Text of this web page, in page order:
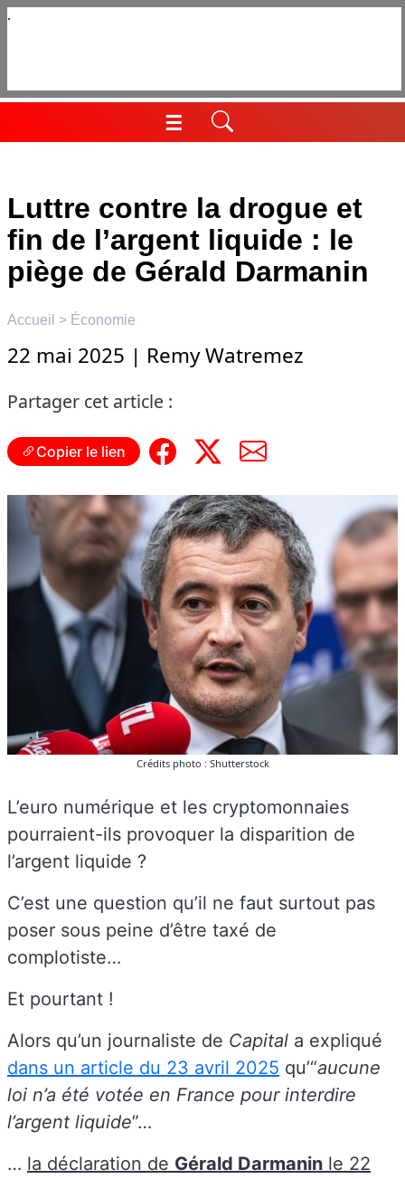
Aller
☰
Menu
Luttre contre la drogue et
fin de l’argent liquide : le
piège de Gérald Darmanin
Accueil > Économie
22 mai 2025 | Remy Watremez
Partager cet article :
Copier le lien
Crédits photo : Shutterstock
L’euro numérique et les cryptomonnaies
pourraient-ils provoquer la disparition de
l’argent liquide ?
C’est une question qu’il ne faut surtout pas
poser sous peine d’être taxé de
complotiste…
Et pourtant !
Alors qu’un journaliste de Capital a expliqué
dans un article du 23 avril 2025 qu’“aucune
loi n’a été votée en France pour interdire
l’argent liquide”…
… la déclaration de Gérald Darmanin le 22